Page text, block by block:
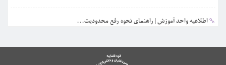
اطلاعیه واحد آموزش | راهنمای نحوه رفع محدودیت...